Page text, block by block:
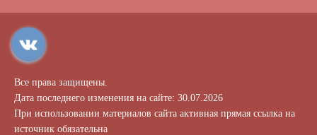
Все права защищены.
Дата последнего изменения на сайте: 30.07.2026
При использовании материалов сайта активная прямая ссылка на
источник обязательна